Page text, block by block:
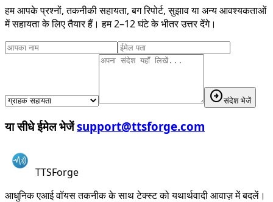
हम आपके प्रश्नों, तकनीकी सहायता, बग रिपोर्ट, सुझाव या अन्य आवश्यकताओं
में सहायता के लिए तैयार हैं। हम 2–12 घंटे के भीतर उत्तर देंगे।
arrow_circle_rightसंदेश भेजें
या सीधे ईमेल भेजें support@ttsforge.com
TTSForge
आधुनिक एआई वॉयस तकनीक के साथ टेक्स्ट को यथार्थवादी आवाज़ में बदलें।